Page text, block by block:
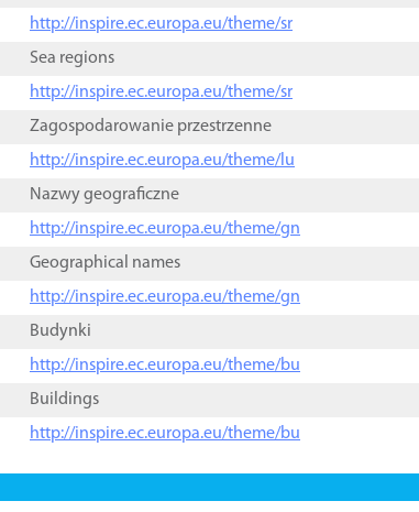
http://inspire.ec.europa.eu/theme/sr
Sea regions
http://inspire.ec.europa.eu/theme/sr
Zagospodarowanie przestrzenne
http://inspire.ec.europa.eu/theme/lu
Nazwy geograficzne
http://inspire.ec.europa.eu/theme/gn
Geographical names
http://inspire.ec.europa.eu/theme/gn
Budynki
http://inspire.ec.europa.eu/theme/bu
Buildings
http://inspire.ec.europa.eu/theme/bu